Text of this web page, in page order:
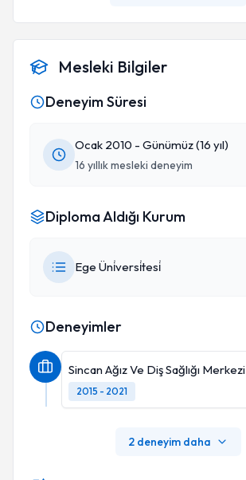
Mesleki Bilgiler
Deneyim Süresi
Ocak 2010 - Günümüz (16 yıl)
16 yıllık mesleki deneyim
Diploma Aldığı Kurum
Ege Üni̇versi̇tesi̇
Deneyimler
Sincan Ağız Ve Diş Sağlığı Merkezi
2015 - 2021
2 deneyim daha